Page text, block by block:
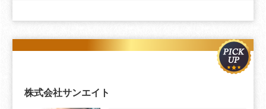
株式会社サンエイト